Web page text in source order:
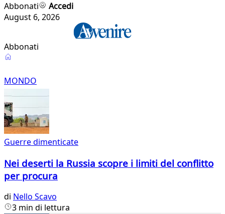
Abbonati
Accedi
August 6, 2026
Abbonati
Mondo
MONDO
Guerre dimenticate
Nei deserti la Russia scopre i limiti del conflitto
per procura
di Nello Scavo
3 min di lettura